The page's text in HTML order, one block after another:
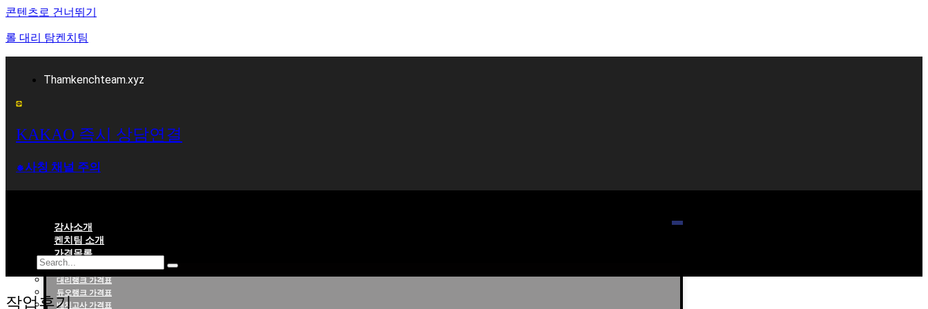
콘텐츠로 건너뛰기
롤 대리 탐켄치팀
Thamkenchteam.xyz
KAKAO 즉시 상담연결
⁕사칭 채널 주의
강사소개
켄치팀 소개
가격목록
대리랭크 가격표
듀오랭크 가격표
배치고사 가격표
작업후기